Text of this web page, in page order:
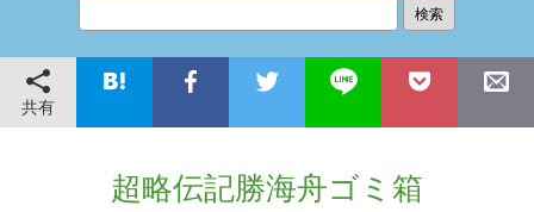
共有
超略伝記勝海舟ゴミ箱